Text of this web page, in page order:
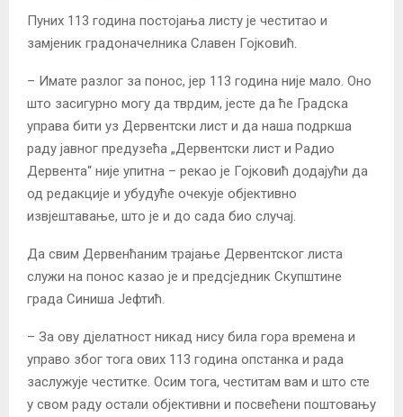
Пуних 113 година постојања листу је честитао и
замјеник градоначелника Славен Гојковић.
– Имате разлог за понос, јер 113 година није мало. Оно
што засигурно могу да тврдим, јесте да ће Градска
управа бити уз Дервентски лист и да наша подркша
раду јавног предузећа „Дервентски лист и Радио
Дервента“ није упитна – рекао је Гојковић додајући да
од редакције и убудуће очекује објективно
извјештавање, што је и до сада био случај.
Да свим Дервенћаним трајање Дервентског листа
служи на понос казао је и предсједник Скупштине
града Синиша Јефтић.
– За ову дјелатност никад нису била гора времена и
управо због тога ових 113 година опстанка и рада
заслужује честитке. Осим тога, честитам вам и што сте
у свом раду остали објективни и посвећени поштовању